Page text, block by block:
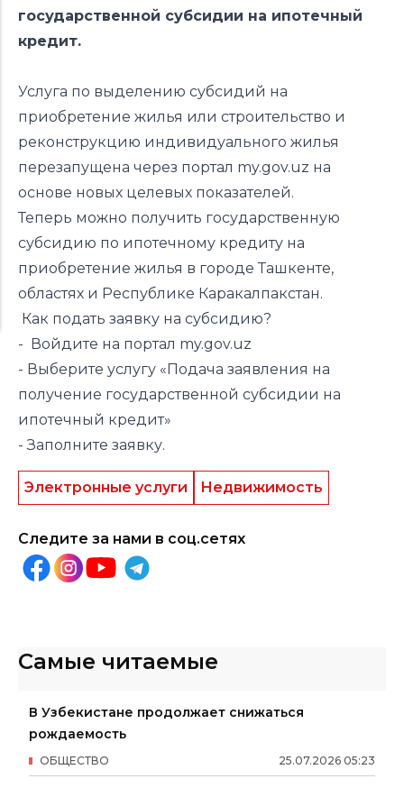
государственной субсидии на ипотечный
кредит.
Услуга по выделению субсидий на
приобретение жилья или строительство и
реконструкцию индивидуального жилья
перезапущена через портал my.gov.uz на
основе новых целевых показателей.
Теперь можно получить государственную
субсидию по ипотечному кредиту на
приобретение жилья в городе Ташкенте,
областях и Республике Каракалпакстан.
Как подать заявку на субсидию?
- Войдите на портал my.gov.uz
- Выберите услугу «Подача заявления на
получение государственной субсидии на
ипотечный кредит»
- Заполните заявку.
Электронные услуги Недвижимость
Следите за нами в соц.сетях
Самые читаемые
В Узбекистане продолжает снижаться
рождаемость
25.07.2026 05:23
ОБЩЕСТВО